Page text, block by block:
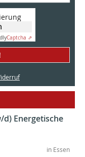
Captcha ⇗
Energetische
in Essen